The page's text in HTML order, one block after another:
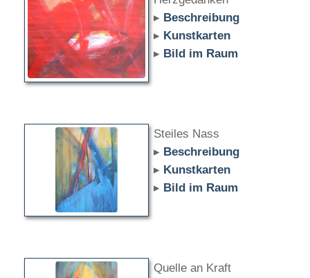
▸ Beschreibung
▸ Kunstkarten
▸ Bild im Raum
Steiles Nass
▸ Beschreibung
▸ Kunstkarten
▸ Bild im Raum
Quelle an Kraft